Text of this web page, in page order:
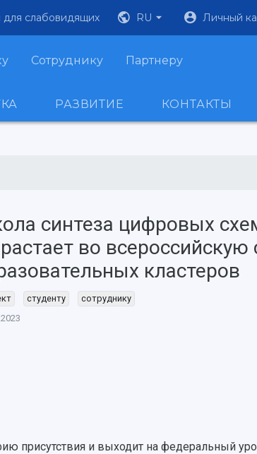
для слабовидящих RU Личный
Сотруднику Партнеру
РАЗВИТИЕ КОНТАКТЫ
синтеза цифровых
во всероссийскую
кластеров
студенту
сотруднику
присутствия и выходит на федеральный